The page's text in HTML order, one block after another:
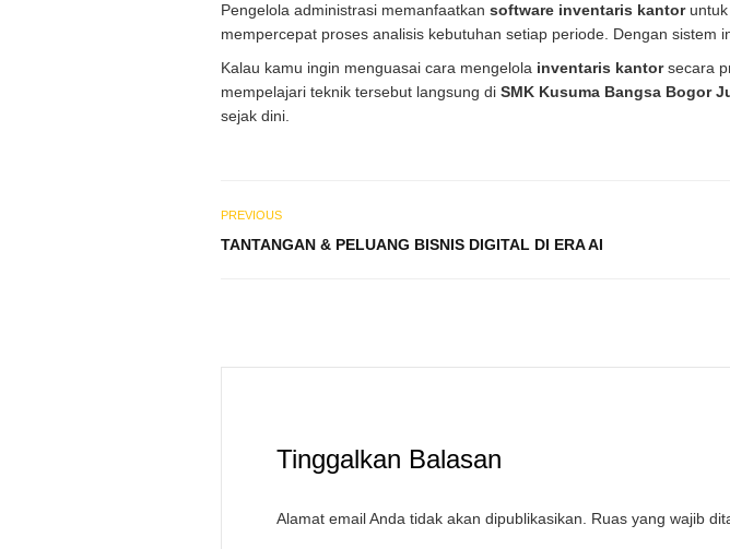
Pengelola administrasi memanfaatkan software inventaris kantoruntuk
mempercepat proses analisis kebutuhan setiap periode. Dengan sistem
Kalau kamu ingin menguasai cara mengelola inventaris kantorsecara
mempelajari teknik tersebut langsung di SMK Kusuma Bangsa Bogor
sejak dini.
PREVIOUS
TANTANGAN & PELUANG BISNIS DIGITAL DI ERA AI
Tinggalkan Balasan
Alamat email Anda tidak akan dipublikasikan. Ruas yang wajib